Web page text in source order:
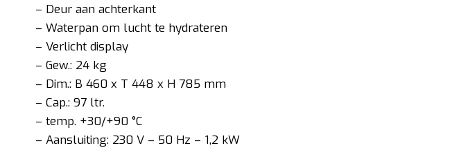
– Deur aan achterkant
– Waterpan om lucht te hydrateren
– Verlicht display
– Gew.: 24 kg
– Dim.: B 460 x T 448 x H 785 mm
– Cap.: 97 ltr.
– temp. +30/+90 °C
– Aansluiting: 230 V – 50 Hz – 1,2 kW